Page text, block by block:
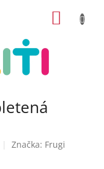
Značka: Frugi